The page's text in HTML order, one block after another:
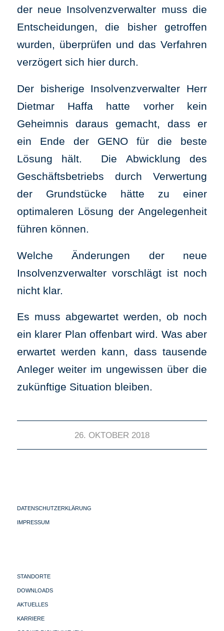
der neue Insolvenzverwalter muss die
Entscheidungen, die bisher getroffen
wurden, überprüfen und das Verfahren
verzögert sich hier durch.
Der bisherige Insolvenzverwalter Herr
Dietmar Haffa hatte vorher kein
Geheimnis daraus gemacht, dass er
ein Ende der GENO für die beste
Lösung hält. Die Abwicklung des
Geschäftsbetriebs durch Verwertung
der Grundstücke hätte zu einer
optimaleren Lösung der Angelegenheit
führen können.
Welche Änderungen der neue
Insolvenzverwalter vorschlägt ist noch
nicht klar.
Es muss abgewartet werden, ob noch
ein klarer Plan offenbart wird. Was aber
erwartet werden kann, dass tausende
Anleger weiter im ungewissen über die
zukünftige Situation bleiben.
26. OKTOBER 2018
DATENSCHUTZERKLÄRUNG
IMPRESSUM
STANDORTE
DOWNLOADS
AKTUELLES
KARRIERE